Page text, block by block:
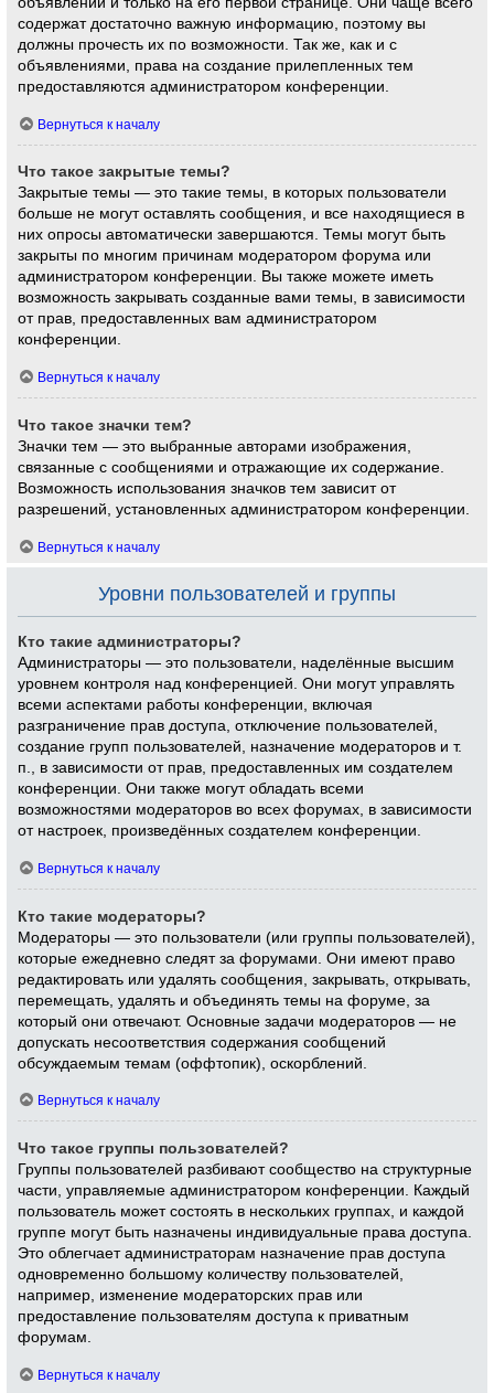
содержат достаточно важную информацию, поэтому вы
должны прочесть их по возможности. Так же, как и с
объявлениями, права на создание прилепленных тем
предоставляются администратором конференции.
Вернуться к началу
Что такое закрытые темы?
Закрытые темы — это такие темы, в которых пользователи
больше не могут оставлять сообщения, и все находящиеся в
них опросы автоматически завершаются. Темы могут быть
закрыты по многим причинам модератором форума или
администратором конференции. Вы также можете иметь
возможность закрывать созданные вами темы, в зависимости
от прав, предоставленных вам администратором
конференции.
Вернуться к началу
Что такое значки тем?
Значки тем — это выбранные авторами изображения,
связанные с сообщениями и отражающие их содержание.
Возможность использования значков тем зависит от
разрешений, установленных администратором конференции.
Вернуться к началу
Уровни пользователей и группы
Кто такие администраторы?
Администраторы — это пользователи, наделённые высшим
уровнем контроля над конференцией. Они могут управлять
всеми аспектами работы конференции, включая
разграничение прав доступа, отключение пользователей,
создание групп пользователей, назначение модераторов и т.
п., в зависимости от прав, предоставленных им создателем
конференции. Они также могут обладать всеми
возможностями модераторов во всех форумах, в зависимости
от настроек, произведённых создателем конференции.
Вернуться к началу
Кто такие модераторы?
Модераторы — это пользователи (или группы пользователей),
которые ежедневно следят за форумами. Они имеют право
редактировать или удалять сообщения, закрывать, открывать,
перемещать, удалять и объединять темы на форуме, за
который они отвечают. Основные задачи модераторов — не
допускать несоответствия содержания сообщений
обсуждаемым темам (оффтопик), оскорблений.
Вернуться к началу
Что такое группы пользователей?
Группы пользователей разбивают сообщество на структурные
части, управляемые администратором конференции. Каждый
пользователь может состоять в нескольких группах, и каждой
группе могут быть назначены индивидуальные права доступа.
Это облегчает администраторам назначение прав доступа
одновременно большому количеству пользователей,
например, изменение модераторских прав или
предоставление пользователям доступа к приватным
форумам.
Вернуться к началу